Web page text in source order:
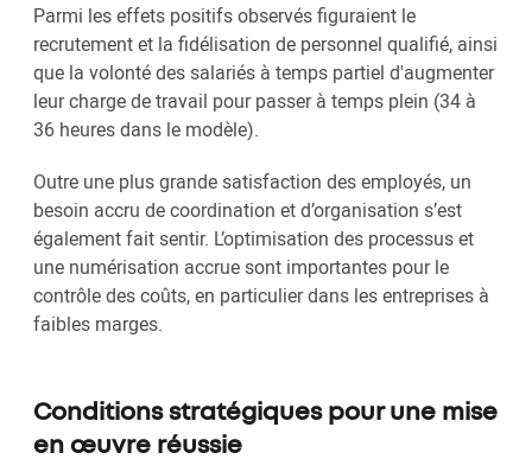
Parmi les effets positifs observés figuraient le
recrutement et la fidélisation de personnel qualifié, ainsi
que la volonté des salariés à temps partiel d'augmenter
leur charge de travail pour passer à temps plein (34 à
36 heures dans le modèle).
Outre une plus grande satisfaction des employés, un
besoin accru de coordination et d’organisation s’est
également fait sentir. L’optimisation des processus et
une numérisation accrue sont importantes pour le
contrôle des coûts, en particulier dans les entreprises à
faibles marges.
Conditions stratégiques pour une mise
en œuvre réussie